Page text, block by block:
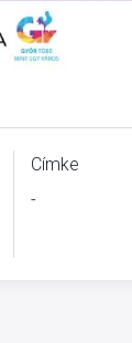
Címke
-